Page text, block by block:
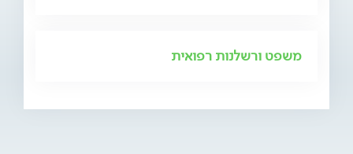
משפט ורשלנות רפואית